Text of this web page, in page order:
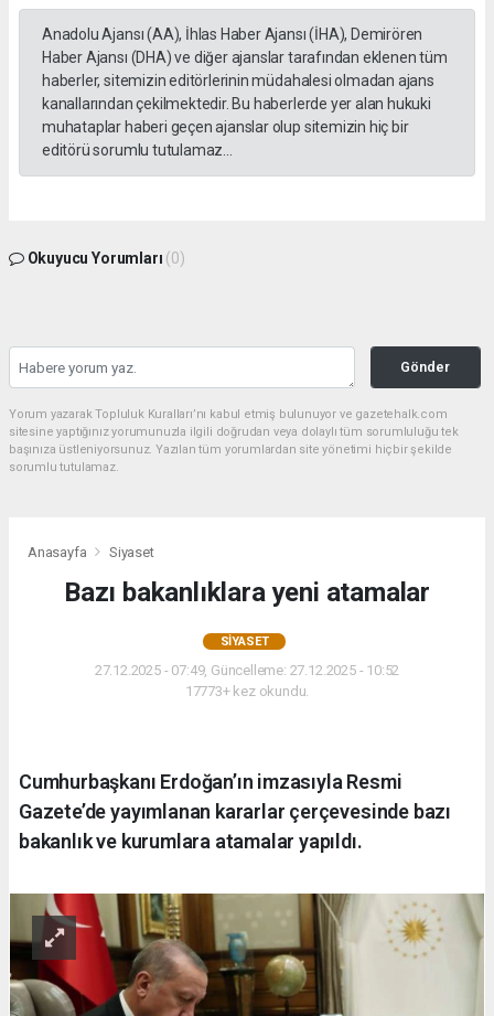
Anadolu Ajansı (AA), İhlas Haber Ajansı (İHA), Demirören
Haber Ajansı (DHA) ve diğer ajanslar tarafından eklenen tüm
haberler, sitemizin editörlerinin müdahalesi olmadan ajans
kanallarından çekilmektedir. Bu haberlerde yer alan hukuki
muhataplar haberi geçen ajanslar olup sitemizin hiç bir
editörü sorumlu tutulamaz...
Okuyucu Yorumları (0)
Gönder
Yorum yazarak Topluluk Kuralları’nı kabul etmiş bulunuyor ve gazetehalk.com
sitesine yaptığınız yorumunuzla ilgili doğrudan veya dolaylı tüm sorumluluğu tek
başınıza üstleniyorsunuz. Yazılan tüm yorumlardan site yönetimi hiçbir şekilde
sorumlu tutulamaz.
Anasayfa Siyaset
Bazı bakanlıklara yeni atamalar
SIYASET
27.12.2025 - 07:49, Güncelleme: 27.12.2025 - 10:52
17773+ kez okundu.
Cumhurbaşkanı Erdoğan’ın imzasıyla Resmi
Gazete’de yayımlanan kararlar çerçevesinde bazı
bakanlık ve kurumlara atamalar yapıldı.